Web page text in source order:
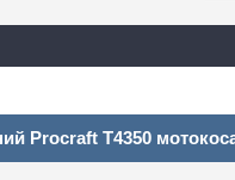
Procraft T4350